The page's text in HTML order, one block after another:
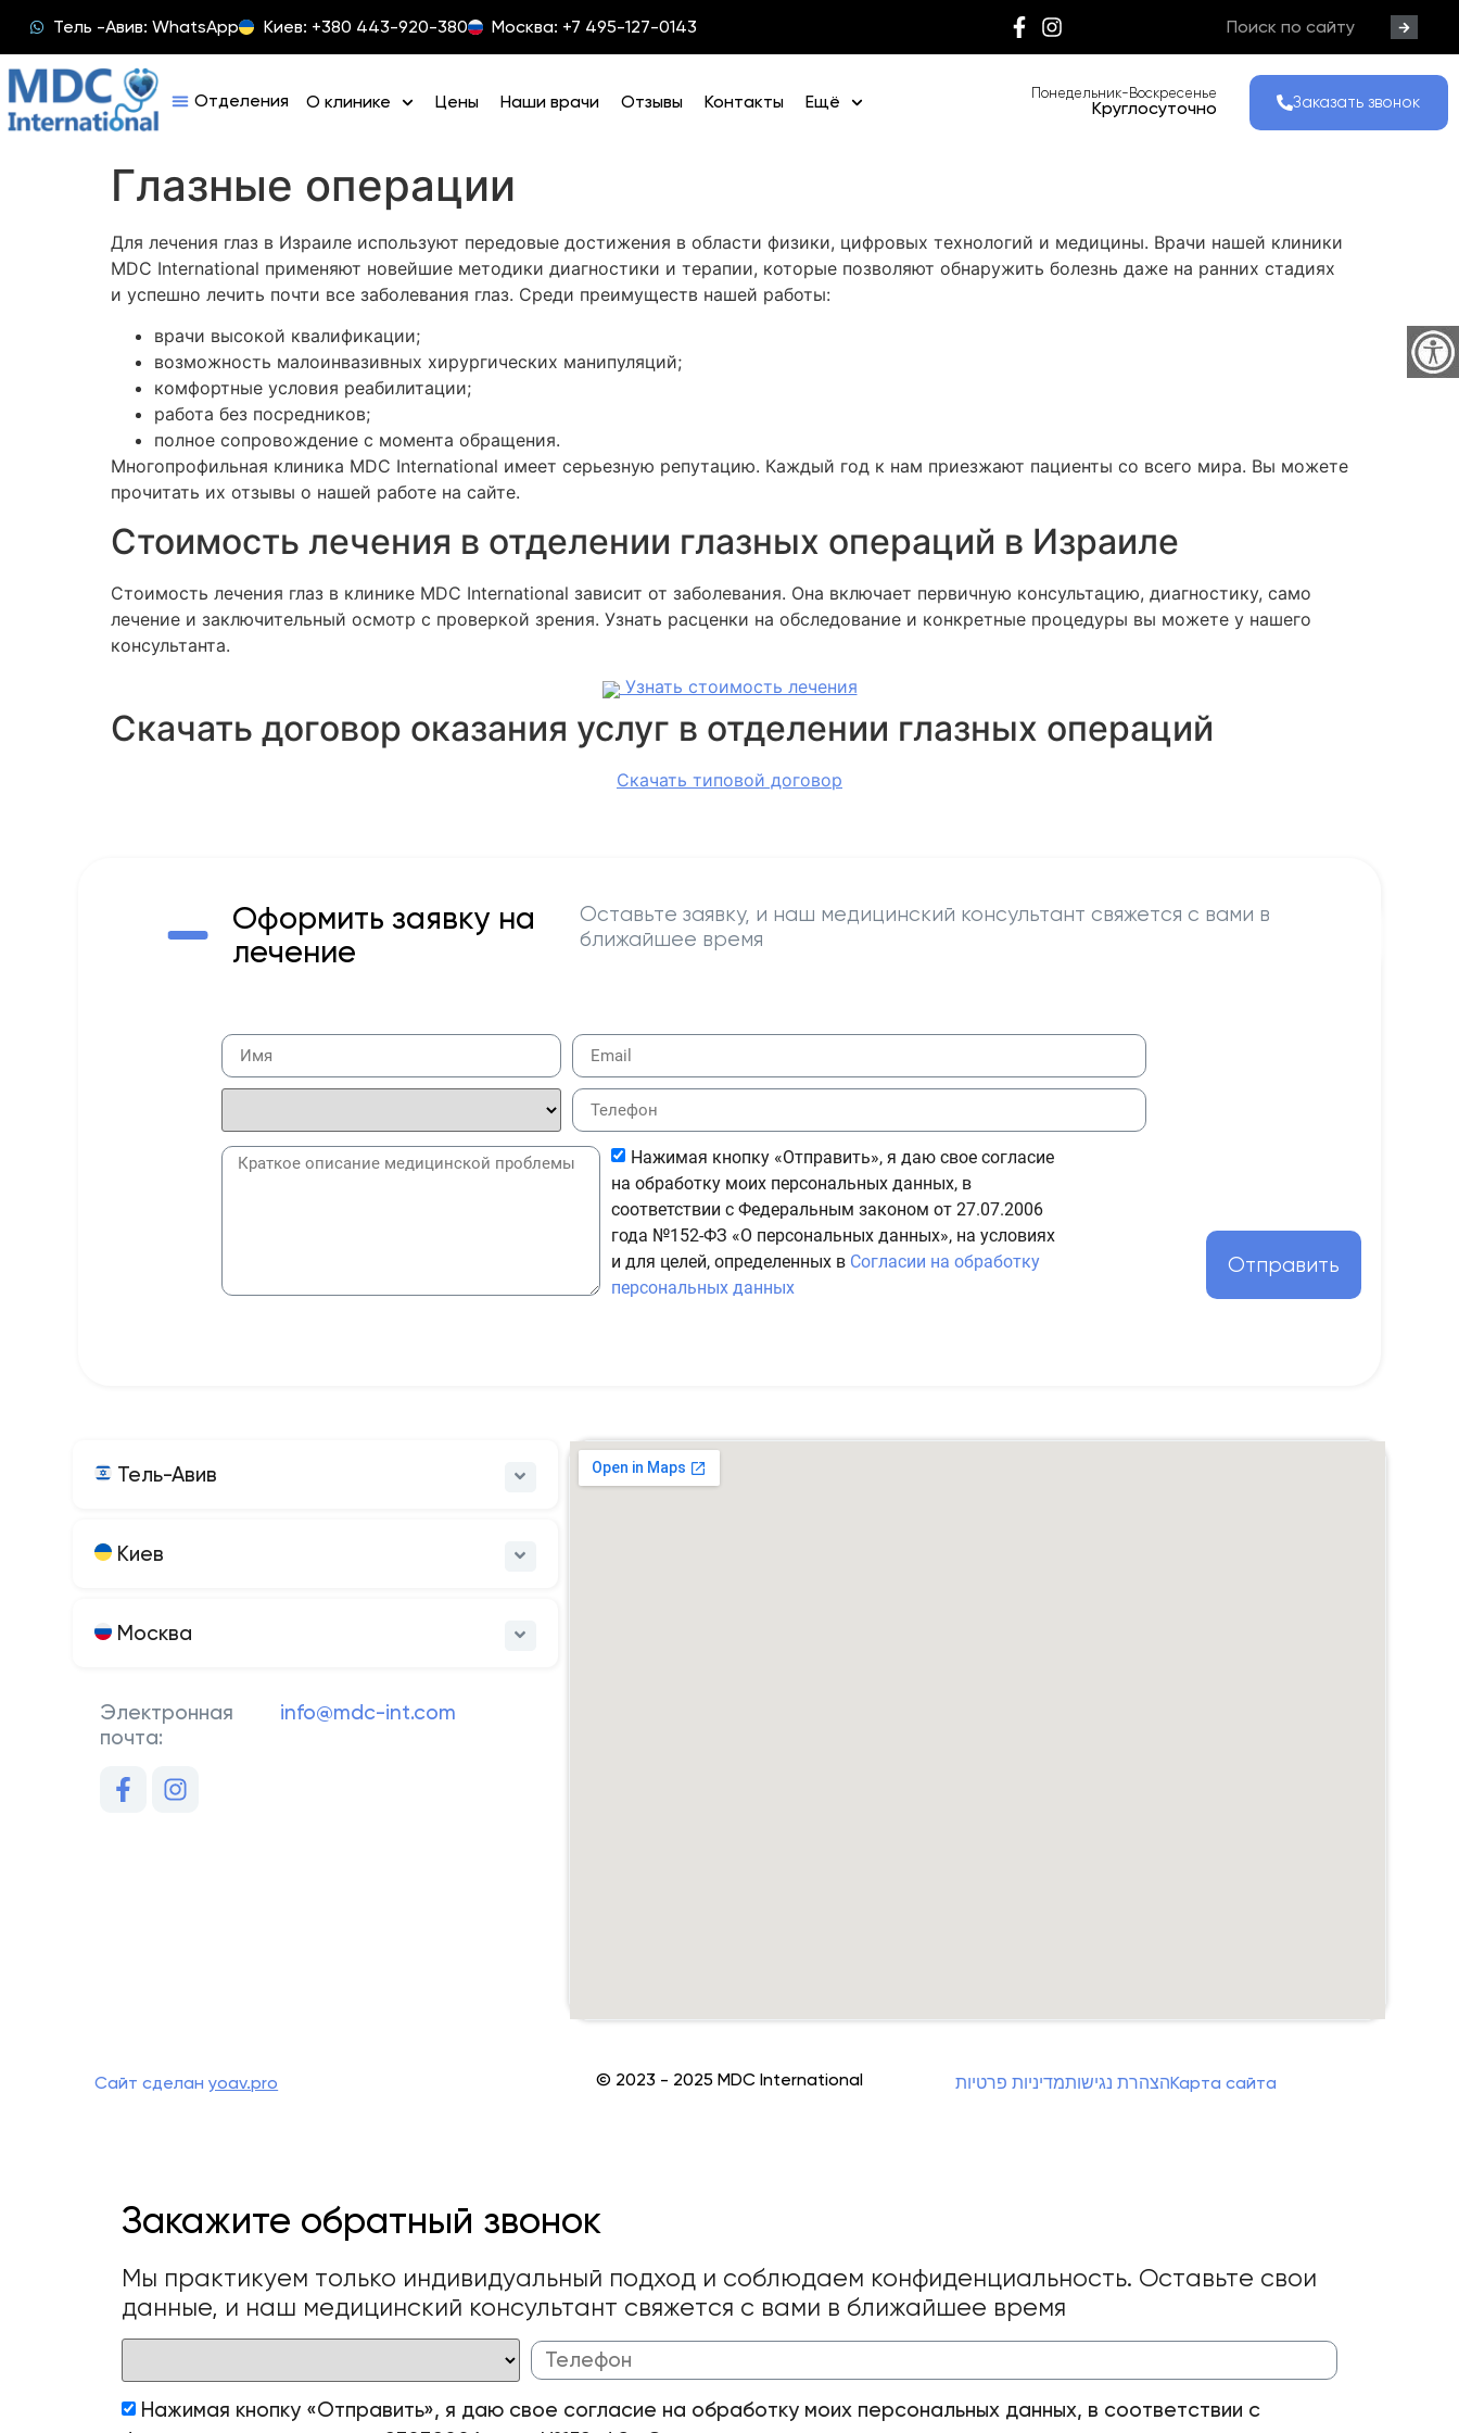
Тель -Авив: WhatsApp Киев: +380 443-920-380 Москва: +7 495-127-0143
О клинике Цены Наши врачи Отзывы Контакты Ещё Понедельник-Воскресенье
Круглосуточно Заказать звонок
Глазные операции
Для лечения глаз в Израиле используют передовые достижения в области физики, цифровых технологий и медицины. Врачи нашей клиники
MDC International применяют новейшие методики диагностики и терапии, которые позволяют обнаружить болезнь даже на ранних стадиях
и успешно лечить почти все заболевания глаз. Среди преимуществ нашей работы:
врачи высокой квалификации;
возможность малоинвазивных хирургических манипуляций;
комфортные условия реабилитации;
работа без посредников;
полное сопровождение с момента обращения.
Многопрофильная клиника MDC International имеет серьезную репутацию. Каждый год к нам приезжают пациенты со всего мира. Вы можете
прочитать их отзывы о нашей работе на сайте.
Стоимость лечения в отделении глазных операций в Израиле
Стоимость лечения глаз в клинике MDC International зависит от заболевания. Она включает первичную консультацию, диагностику, само
лечение и заключительный осмотр с проверкой зрения. Узнать расценки на обследование и конкретные процедуры вы можете у нашего
консультанта.
Узнать стоимость лечения
Скачать договор оказания услуг в отделении глазных операций
Скачать типовой договор
Оформить заявку на
лечение
Оставьте заявку, и наш медицинский консультант свяжется с вами в
ближайшее время
Нажимая кнопку «Отправить», я даю свое согласие
на обработку моих персональных данных, в
соответствии с Федеральным законом от 27.07.2006
года №152-ФЗ «О персональных данных», на условиях
и для целей, определенных в Согласии на обработку
персональных данных
Отправить
Тель-Авив
Киев
Москва
Электронная
почта:
info@mdc-int.com
Сайт сделанyoav.pro © 2023 - 2025 MDC International מדיניות פרטיותהצהרת נגישותКарта сайта
Закажите обратный звонок
Мы практикуем только индивидуальный подход и соблюдаем конфиденциальность. Оставьте свои
данные, и наш медицинский консультант свяжется с вами в ближайшее время
Нажимая кнопку «Отправить», я даю свое согласие на обработку моих персональных данных, в соответствии с